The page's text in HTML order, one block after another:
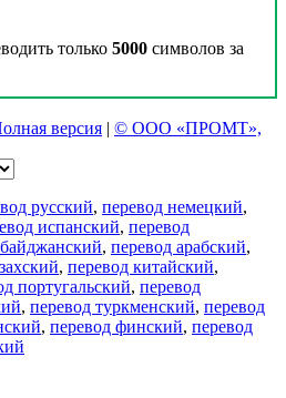
только 5000 символов за
версия | © ООО «ПРОМТ»,
русский, перевод немецкий,
испанский, перевод
, перевод арабский,
, перевод китайский,
португальский, перевод
, перевод туркменский, перевод
, перевод финский, перевод